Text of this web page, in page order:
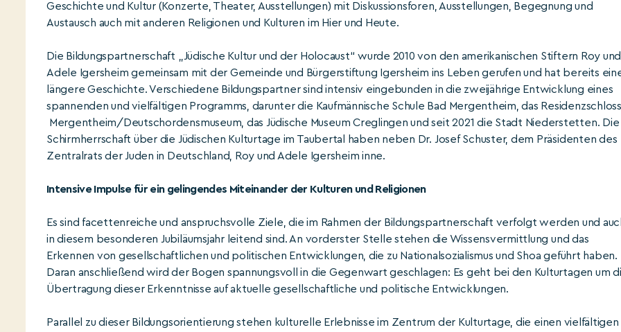
Geschichte und Kultur (Konzerte, Theater, Ausstellungen) mit Diskussionsforen, Ausstellungen, Begegnung und
Austausch auch mit anderen Religionen und Kulturen im Hier und Heute.
Die Bildungspartnerschaft „Jüdische Kultur und der Holocaust“ wurde 2010 von den amerikanischen Stiftern Roy und
Adele Igersheim gemeinsam mit der Gemeinde und Bürgerstiftung Igersheim ins Leben gerufen und hat bereits
längere Geschichte. Verschiedene Bildungspartner sind intensiv eingebunden in die zweijährige Entwicklung eines
spannenden und vielfältigen Programms, darunter die Kaufmännische Schule Bad Mergentheim, das Residenzschloss
Mergentheim/Deutschordensmuseum, das Jüdische Museum Creglingen und seit 2021 die Stadt Niederstetten. Die
Schirmherrschaft über die Jüdischen Kulturtage im Taubertal haben neben Dr. Josef Schuster, dem Präsidenten des
Zentralrats der Juden in Deutschland, Roy und Adele Igersheim inne.
Intensive Impulse für ein gelingendes Miteinander der Kulturen und Religionen
Es sind facettenreiche und anspruchsvolle Ziele, die im Rahmen der Bildungspartnerschaft verfolgt werden und
in diesem besonderen Jubiläumsjahr leitend sind. An vorderster Stelle stehen die Wissensvermittlung und das
Erkennen von gesellschaftlichen und politischen Entwicklungen, die zu Nationalsozialismus und Shoa geführt haben.
Daran anschließend wird der Bogen spannungsvoll in die Gegenwart geschlagen: Es geht bei den Kulturtagen um
Übertragung dieser Erkenntnisse auf aktuelle gesellschaftliche und politische Entwicklungen.
Parallel zu dieser Bildungsorientierung stehen kulturelle Erlebnisse im Zentrum der Kulturtage, die einen vielfältigen